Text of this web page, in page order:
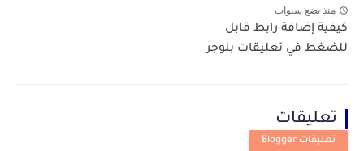
منذ بضع سنوات
كيفية إضافة رابط قابل
للضغط في تعليقات بلوجر
تعليقات